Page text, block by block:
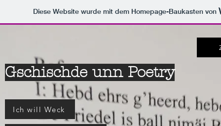
Diese Website wurde mit dem Homepage-Baukasten von
Gschischde unn Poetry
Ich will Weck